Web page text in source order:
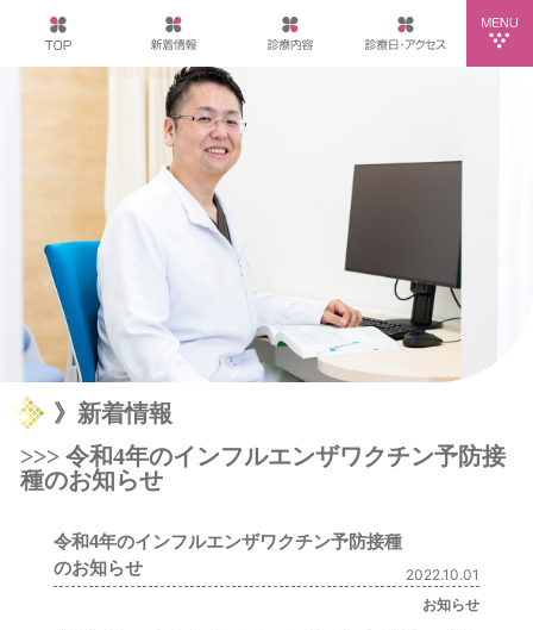
》新着情報
>>> 令和4年のインフルエンザワクチン予防接
種のお知らせ
令和4年のインフルエンザワクチン予防接種
のお知らせ
2022.10.01
お知らせ